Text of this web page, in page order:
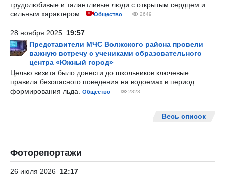
трудолюбивые и талантливые люди с открытым сердцем и
сильным характером.
Общество 2649
28 ноября 2025 19:57
Представители МЧС Волжского района провели
важную встречу с учениками образовательного
центра «Южный город»
Целью визита было донести до школьников ключевые
правила безопасного поведения на водоемах в период
формирования льда.
Общество 2823
Весь список
Фоторепортажи
26 июля 2026 12:17